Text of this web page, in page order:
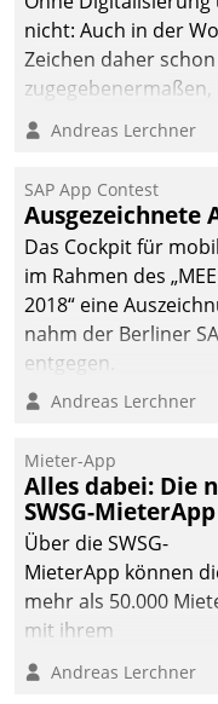
nicht: Auch in der
Zeichen daher
Branchen.
Andreas Lerchner
SAP App Contest
Ausgezeichnete
Das Cockpit für
im Rahmen des
2018“ eine
nahm der Berliner
entgegen.
Andreas Lerchner
Mieter-App
Alles dabei: Die
SWSG-MieterApp
Über die SWSG-
MieterApp können
mehr als 50.000
mit ihrem
kommunizieren, auf
Andreas Lerchner